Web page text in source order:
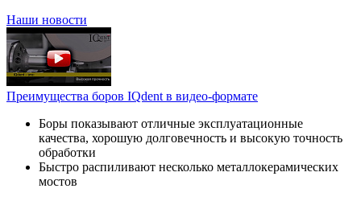
Наши новости
Преимущества боров IQdent в видео-формате
Боры показывают отличные эксплуатационные
качества, хорошую долговечность и высокую точность
обработки
Быстро распиливают несколько металлокерамических
мостов